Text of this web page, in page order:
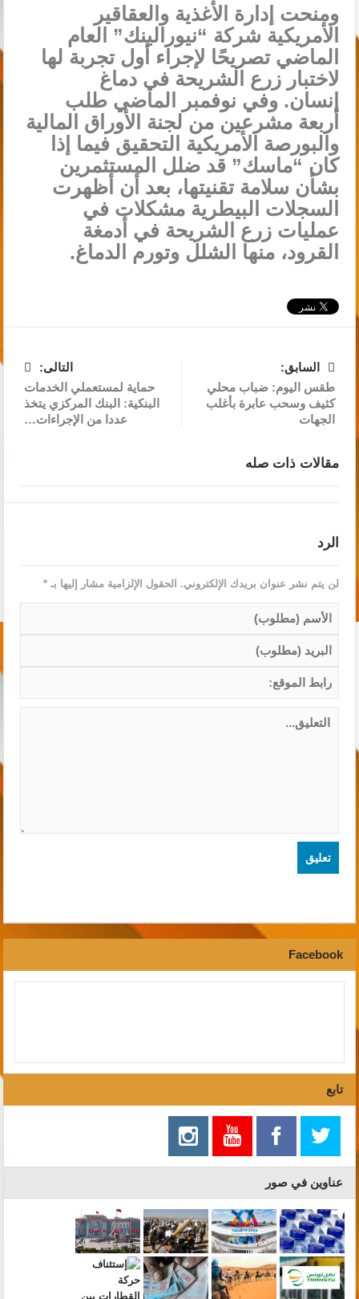
ومنحت إدارة الأغذية والعقاقير
الأمريكية شركة “نيورالينك” العام
الماضي تصريحًا لإجراء أول تجربة لها
لاختبار زرع الشريحة في دماغ
إنسان. وفي نوفمبر الماضي طلب
أربعة مشرعين من لجنة الأوراق المالية
والبورصة الأمريكية التحقيق فيما إذا
كان “ماسك” قد ضلل المستثمرين
بشأن سلامة تقنيتها، بعد أن أظهرت
السجلات البيطرية مشكلات في
عمليات زرع الشريحة في أدمغة
القرود، منها الشلل وتورم الدماغ.
السابق:
طقس اليوم: ضباب محلي
كثيف وسحب عابرة بأغلب
الجهات
التالى:
حماية لمستعملي الخدمات
البنكية: البنك المركزي يتخذ
عددا من الإجراءات…
مقالات ذات صله
الرد
لن يتم نشر عنوان بريدك الإلكتروني. الحقول الإلزامية مشار إليها بـ*
Facebook
تابع
عناوين في صور